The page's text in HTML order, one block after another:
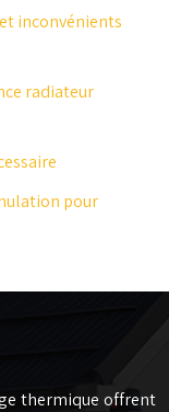
inconvénients
radiateur
pour
thermique offrent